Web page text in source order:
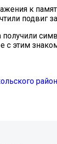
к
подвиг
получили
с этим